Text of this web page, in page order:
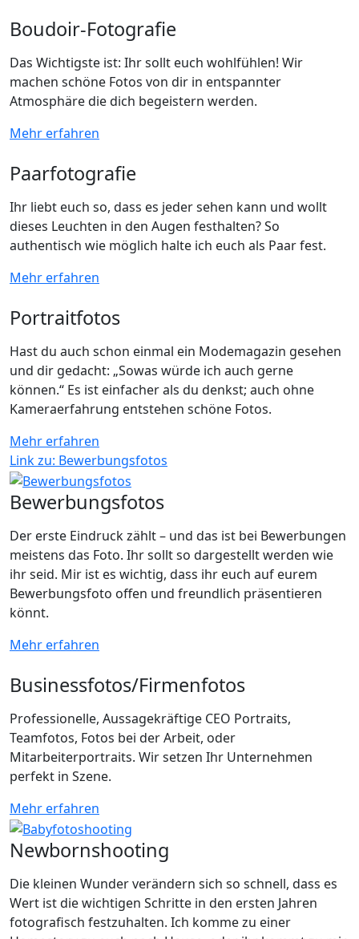
Boudoir-Fotografie
Das Wichtigste ist: Ihr sollt euch wohlfühlen! Wir
machen schöne Fotos von dir in entspannter
Atmosphäre die dich begeistern werden.
Mehr erfahren
Paarfotografie
Ihr liebt euch so, dass es jeder sehen kann und wollt
dieses Leuchten in den Augen festhalten? So
authentisch wie möglich halte ich euch als Paar fest.
Mehr erfahren
Portraitfotos
Hast du auch schon einmal ein Modemagazin gesehen
und dir gedacht: „Sowas würde ich auch gerne
können.“ Es ist einfacher als du denkst; auch ohne
Kameraerfahrung entstehen schöne Fotos.
Mehr erfahren
Link zu: Bewerbungsfotos
Bewerbungsfotos
Der erste Eindruck zählt – und das ist bei Bewerbungen
meistens das Foto. Ihr sollt so dargestellt werden wie
ihr seid. Mir ist es wichtig, dass ihr euch auf eurem
Bewerbungsfoto offen und freundlich präsentieren
könnt.
Mehr erfahren
Businessfotos/Firmenfotos
Professionelle, Aussagekräftige CEO Portraits,
Teamfotos, Fotos bei der Arbeit, oder
Mitarbeiterportraits. Wir setzen Ihr Unternehmen
perfekt in Szene.
Mehr erfahren
Newbornshooting
Die kleinen Wunder verändern sich so schnell, dass es
Wert ist die wichtigen Schritte in den ersten Jahren
fotografisch festzuhalten. Ich komme zu einer